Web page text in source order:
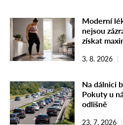
Moderní
nejsou
získat
3. 8. 2026
Na dálnici
Pokuty u
odlišně
23. 7. 2026